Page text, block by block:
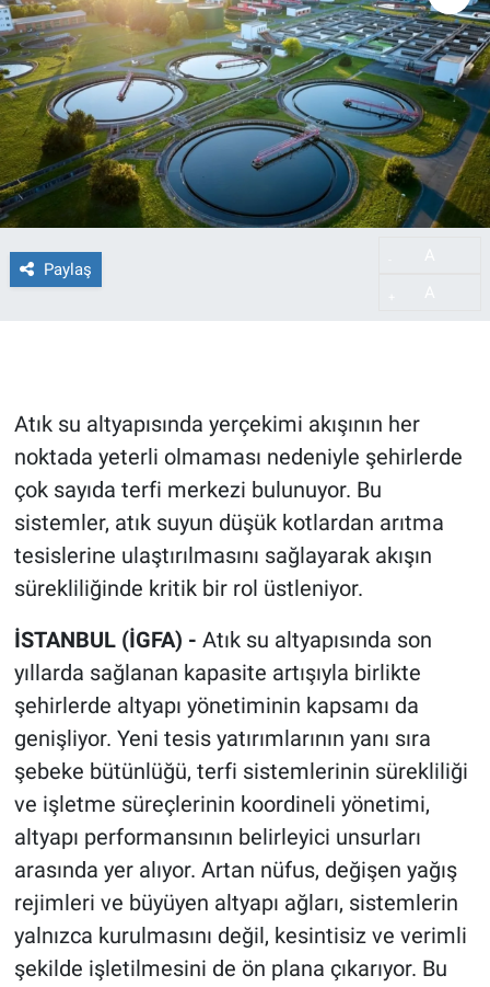
Paylaş
Atık su altyapısında yerçekimi akışının her
noktada yeterli olmaması nedeniyle şehirlerde
çok sayıda terfi merkezi bulunuyor. Bu
sistemler, atık suyun düşük kotlardan arıtma
tesislerine ulaştırılmasını sağlayarak akışın
sürekliliğinde kritik bir rol üstleniyor.
İSTANBUL (İGFA) - Atık su altyapısında son
yıllarda sağlanan kapasite artışıyla birlikte
şehirlerde altyapı yönetiminin kapsamı da
genişliyor. Yeni tesis yatırımlarının yanı sıra
şebeke bütünlüğü, terfi sistemlerinin sürekliliği
ve işletme süreçlerinin koordineli yönetimi,
altyapı performansının belirleyici unsurları
arasında yer alıyor. Artan nüfus, değişen yağış
rejimleri ve büyüyen altyapı ağları, sistemlerin
yalnızca kurulmasını değil, kesintisiz ve verimli
şekilde işletilmesini de ön plana çıkarıyor. Bu